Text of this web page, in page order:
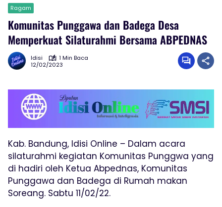
Ragam
Komunitas Punggawa dan Badega Desa
Memperkuat Silaturahmi Bersama ABPEDNAS
Idisi
1 Min Baca
12/02/2023
Kab. Bandung, Idisi Online – Dalam acara
silaturahmi kegiatan Komunitas Punggwa yang
di hadiri oleh Ketua Abpednas, Komunitas
Punggawa dan Badega di Rumah makan
Soreang. Sabtu 11/02/22.